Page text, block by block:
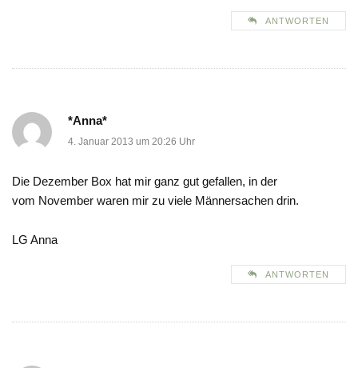
ANTWORTEN
*Anna*
4. Januar 2013 um 20:26 Uhr
Die Dezember Box hat mir ganz gut gefallen, in der
vom November waren mir zu viele Männersachen drin.
LG Anna
ANTWORTEN